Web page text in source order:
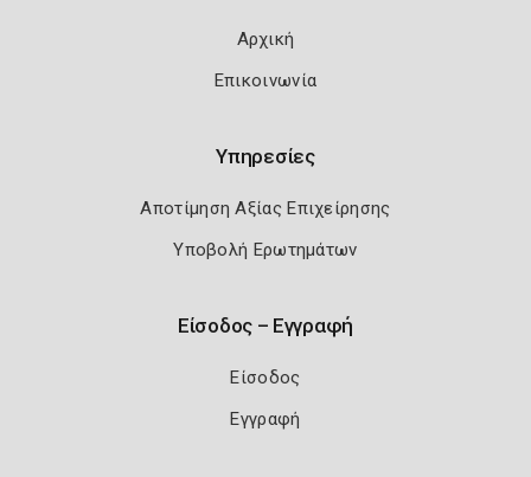
Αρχική
Επικοινωνία
Υπηρεσίες
Αποτίμηση Αξίας Επιχείρησης
Υποβολή Ερωτημάτων
Είσοδος – Εγγραφή
Είσοδος
Εγγραφή